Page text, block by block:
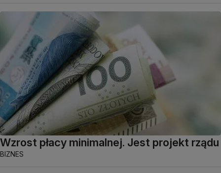
Wzrost płacy minimalnej. Jest projekt rządu
BIZNES